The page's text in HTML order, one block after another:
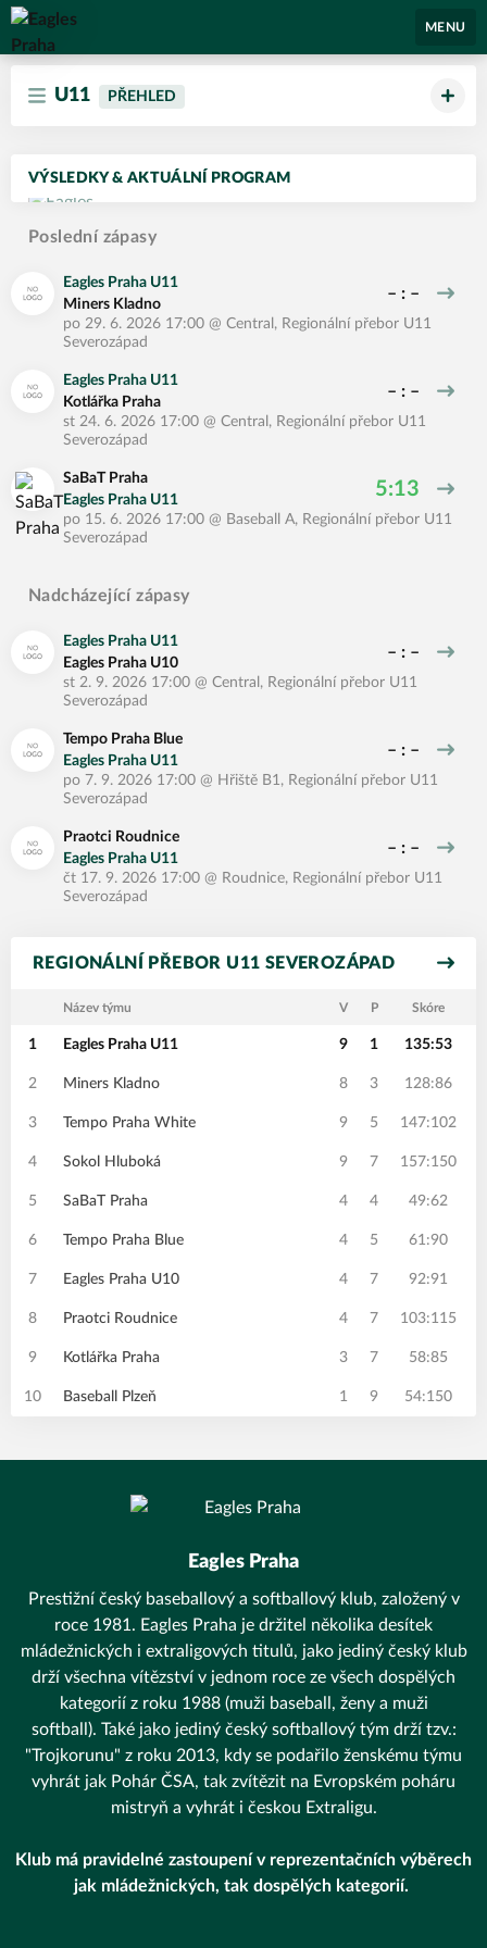
Eagles Praha
MENU
U11 PŘEHLED
VÝSLEDKY & AKTUÁLNÍ PROGRAM
Poslední zápasy
Eagles Praha U11
Miners Kladno
– : –
po 29. 6. 2026 17:00 @ Central , Regionální přebor U11
Severozápad
Eagles Praha U11
Kotlářka Praha
– : –
st 24. 6. 2026 17:00 @ Central , Regionální přebor U11
Severozápad
SaBaT Praha
Eagles Praha U11
5:13
po 15. 6. 2026 17:00 @ Baseball A, Regionální přebor U11
Severozápad
Nadcházející zápasy
Eagles Praha U11
Eagles Praha U10
– : –
st 2. 9. 2026 17:00 @ Central , Regionální přebor U11
Severozápad
Tempo Praha Blue
Eagles Praha U11
– : –
po 7. 9. 2026 17:00 @ Hřiště B1, Regionální přebor U11
Severozápad
Praotci Roudnice
Eagles Praha U11
– : –
čt 17. 9. 2026 17:00 @ Roudnice, Regionální přebor U11
Severozápad
REGIONÁLNÍ PŘEBOR U11 SEVEROZÁPAD
Název týmu V P Skóre
1 Eagles Praha U11 9 1 135:53
2 Miners Kladno 8 3 128:86
3 Tempo Praha White 9 5 147:102
4 Sokol Hluboká 9 7 157:150
5 SaBaT Praha 4 4 49:62
6 Tempo Praha Blue 4 5 61:90
7 Eagles Praha U10 4 7 92:91
8 Praotci Roudnice 4 7 103:115
9 Kotlářka Praha 3 7 58:85
10 Baseball Plzeň 1 9 54:150
Eagles Praha
Prestižní český baseballový a softballový klub, založený v
roce 1981. Eagles Praha je držitel několika desítek
mládežnických i extraligových titulů, jako jediný český klub
drží všechna vítězství v jednom roce ze všech dospělých
kategorií z roku 1988 (muži baseball, ženy a muži
softball). Také jako jediný český softballový tým drží tzv.:
"Trojkorunu" z roku 2013, kdy se podařilo ženskému týmu
vyhrát jak Pohár ČSA, tak zvítězit na Evropském poháru
mistryň a vyhrát i českou Extraligu.
Klub má pravidelné zastoupení v reprezentačních výběrech
jak mládežnických, tak dospělých kategorií.